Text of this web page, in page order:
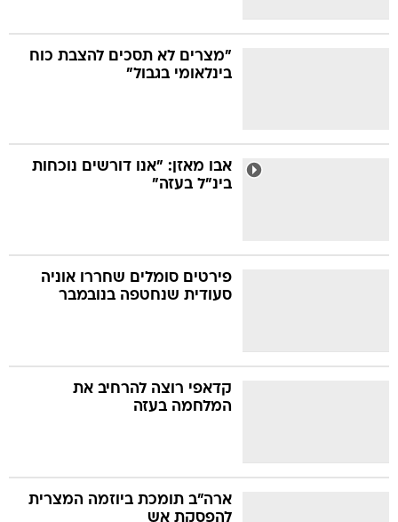
"מצרים לא תסכים להצבת כוח
בינלאומי בגבול"
אבו מאזן: "אנו דורשים נוכחות
בינ"ל בעזה"
פירטים סומלים שחררו אוניה
סעודית שנחטפה בנובמבר
קדאפי רוצה להרחיב את
המלחמה בעזה
ארה"ב תומכת ביוזמה המצרית
להפסקת אש